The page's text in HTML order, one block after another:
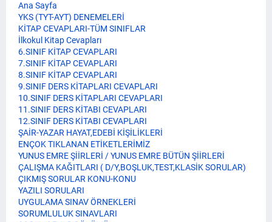
Ana Sayfa
YKS (TYT-AYT) DENEMELERİ
KİTAP CEVAPLARI-TÜM SINIFLAR
İlkokul Kitap Cevapları
6.SINIF KİTAP CEVAPLARI
7.SINIF KİTAP CEVAPLARI
8.SINIF KİTAP CEVAPLARI
9.SINIF DERS KİTAPLARI CEVAPLARI
10.SINIF DERS KİTAPLARI CEVAPLARI
11.SINIF DERS KİTABI CEVAPLARI
12.SINIF DERS KİTABI CEVAPLARI
ŞAİR-YAZAR HAYAT,EDEBİ KİŞİLİKLERİ
ENÇOK TIKLANAN ETİKETLERİMİZ
YUNUS EMRE ŞİİRLERİ / YUNUS EMRE BÜTÜN ŞİİRLERİ
ÇALIŞMA KAĞITLARI ( D/Y,BOŞLUK,TEST,KLASİK SORULAR)
ÇIKMIŞ SORULAR KONU-KONU
YAZILI SORULARI
UYGULAMA SINAV ÖRNEKLERİ
SORUMLULUK SINAVLARI